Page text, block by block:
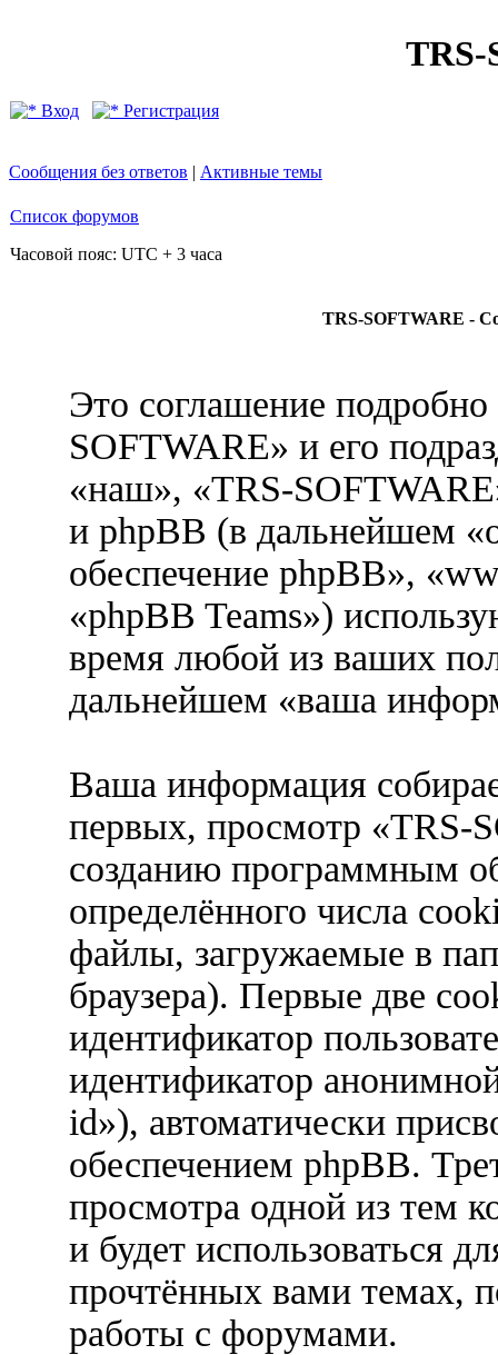
TRS-
Вход Регистрация
Сообщения без ответов | Активные темы
Список форумов
Часовой пояс: UTC + 3 часа
TRS-SOFTWARE -
Это соглашение
SOFTWARE» и его
«наш», «TRS-
и phpBB (в дальнейшем
обеспечение phpBB»,
«phpBB Teams»)
время любой из ваших
дальнейшем «ваша
Ваша информация
первых, просмотр «TRS-
созданию программным
определённого числа
файлы, загружаемые в
браузера). Первые две
идентификатор
идентификатор
id»), автоматически
обеспечением phpBB.
просмотра одной из тем
и будет использоваться
прочтённых вами темах,
работы с форумами.